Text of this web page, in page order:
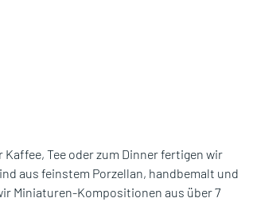
Kaffee, Tee oder zum Dinner fertigen wir
aus feinstem Porzellan, handbemalt und
Miniaturen-Kompositionen aus über 7